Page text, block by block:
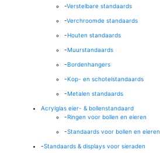
-Verstelbare standaards
-Verchroomde standaards
-Houten standaards
-Muurstandaards
-Bordenhangers
-Kop- en schotelstandaards
-Metalen standaards
Acrylglas eier- & bollenstandaard
-Ringen voor bollen en eieren
-Standaards voor bollen en eieren
-Standaards & displays voor sieraden